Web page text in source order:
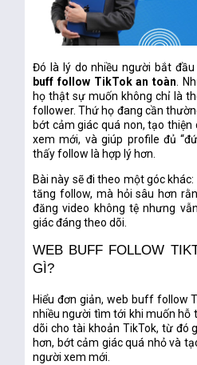
Đó là lý do nhiều người bắt
buff follow TikTok an toàn .
họ thật sự muốn không chỉ là
follower. Thứ họ đang cần
bớt cảm giác quá non, tạo
xem mới, và giúp profile đủ
thấy follow là hợp lý hơn.
Bài này sẽ đi theo một góc
tăng follow, mà hỏi sâu hơn
đăng video không tệ nhưng
giác đáng theo dõi
WEB BUFF FOLLOW
GÌ?
Hiểu đơn giản, web buff follow
nhiều người tìm tới khi muốn hỗ
dõi cho tài khoản TikTok, từ đó
hơn, bớt cảm giác quá nhỏ và
người xem mới.